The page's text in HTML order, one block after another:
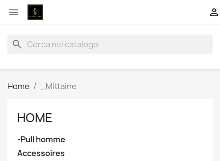
 
search
Home _Mittaine
HOME
-Pull homme
Accessoires